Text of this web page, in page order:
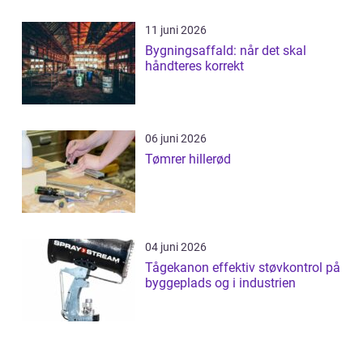
11 juni 2026
Bygningsaffald: når det skal
håndteres korrekt
06 juni 2026
Tømrer hillerød
04 juni 2026
Tågekanon effektiv støvkontrol på
byggeplads og i industrien